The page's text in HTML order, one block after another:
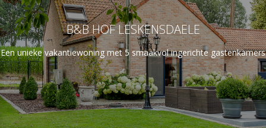
B&B HOF LESKENSDAELE
Een unieke vakantiewoning met 5 smaakvol ingerichte gastenkamers